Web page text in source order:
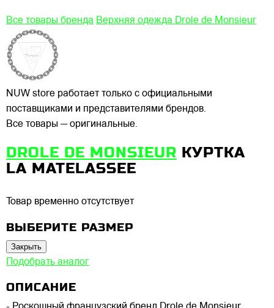
Все товары бренда Верхняя одежда Drole de Monsieur
NUW store работает только с официальными
поставщиками и представителями брендов.
Все товары — оригинальные.
DROLE DE MONSIEUR КУРТКА
LA MATELASSEE
Товар временно отсутствует
ВЫБЕРИТЕ РАЗМЕР
Закрыть
Подобрать аналог
ОПИСАНИЕ